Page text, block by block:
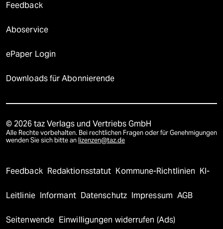
Feedback
Aboservice
ePaper Login
Downloads für Abonnierende
© 2026 taz Verlags und Vertriebs GmbH
Alle Rechte vorbehalten. Bei rechtlichen Fragen oder für Genehmigungen
wenden Sie sich bitte an lizenzen@taz.de
Feedback Redaktionsstatut Kommune-Richtlinien KI-
Leitlinie Informant Datenschutz Impressum AGB
Seitenwende Einwilligungen widerrufen (Ads)